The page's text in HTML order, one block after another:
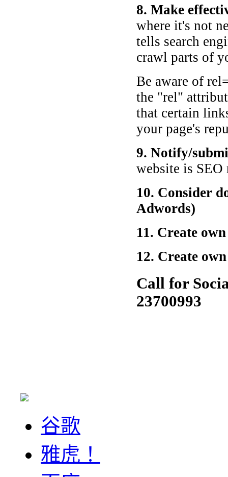
8. Make
where it's not
tells search
crawl parts of
Be aware of
the "rel"
that certain
your page's
9. Notify/
website is SEO
10. Consider
Adwords)
11. Create
12. Create
Call for
23700993
谷歌
雅虎！